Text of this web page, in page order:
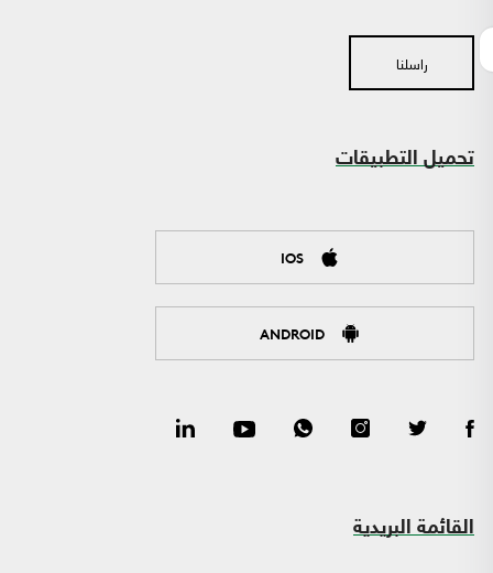
راسلنا
تحميل التطبيقات
IOS
ANDROID
القائمة البريدية